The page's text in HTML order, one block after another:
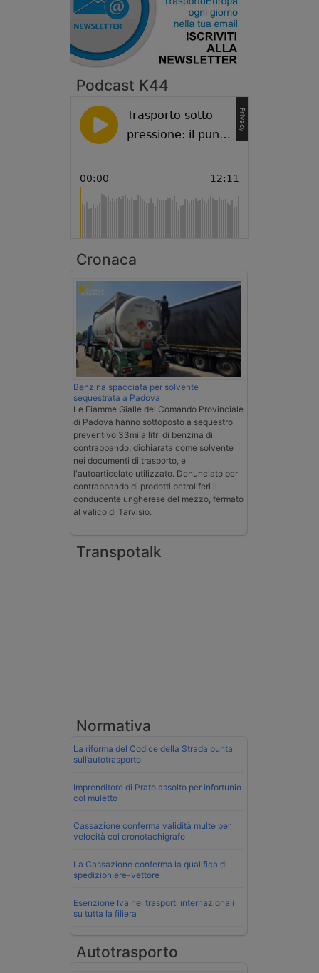
Podcast K44
Cronaca
Benzina spacciata per solvente
sequestrata a Padova
Le Fiamme Gialle del Comando Provinciale
di Padova hanno sottoposto a sequestro
preventivo 33mila litri di benzina di
contrabbando, dichiarata come solvente
nei documenti di trasporto, e
l'autoarticolato utilizzato. Denunciato per
contrabbando di prodotti petroliferi il
conducente ungherese del mezzo, fermato
al valico di Tarvisio.
Transpotalk
Normativa
La riforma del Codice della Strada punta
sull’autotrasporto
Imprenditore di Prato assolto per infortunio
col muletto
Cassazione conferma validità multe per
velocità col cronotachigrafo
La Cassazione conferma la qualifica di
spedizioniere-vettore
Esenzione Iva nei trasporti internazionali
su tutta la filiera
Autotrasporto